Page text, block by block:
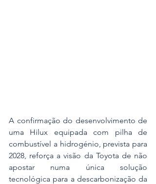
A confirmação do desenvolvimento de
uma Hilux equipada com pilha de
combustível a hidrogénio, prevista para
2028, reforça a visão da Toyota de não
apostar numa única solução
tecnológica para a descarbonização da